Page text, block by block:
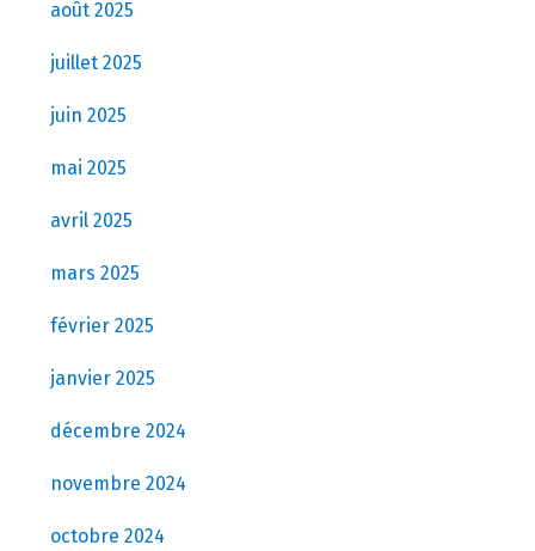
août 2025
juillet 2025
juin 2025
mai 2025
avril 2025
mars 2025
février 2025
janvier 2025
décembre 2024
novembre 2024
octobre 2024